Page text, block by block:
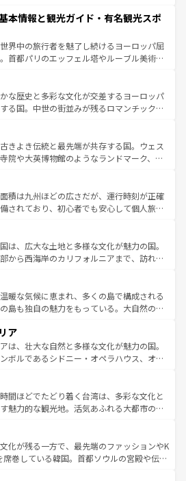
タリアで、忘れられない旅をしてみよう！
タリア情報は
の国では、情熱的なフラメンコ、熱気あふ
て美味しいタパスが生活の一部となってい
ードの洗練された雰囲気や、バルセロナの
街角から、地方では古代ローマ遺跡や中世
って風土や気候が異なるスペインはその個
性で訪れる人を魅了する。 なお、新着のスペイン情報は コ
を参照してほしい。
本情報と観光ガイド・有名観光スポ
界中の旅行者を魅了し続けるヨーロッパ屈
首都パリのエッフェル塔やルーブル美術館
が詰まっている。華麗な宮殿、歴史的な大
ーチ、そして豊かな自然が、訪れる者を心
また、フランスは美食の国としても知ら
ンの発祥地であるランス、プロヴァンスの
ダー畑など、多彩な楽しみ方が可能だ。さ
の地域にも魅力が溢れており、どの街角に
運ぶとそれぞれで全く異なる文化を体験で
きるだろう。 なお、新着のフランス情報はコンテンツ一覧
い。
な歴史と多彩な文化が交差するヨーロッパ
る国。中世の街並みが残るロマンチック街
は、どこを歩いても飽きることがない。ベ
活気、バイエルン州のアルプスの絶景、そ
いのワイン畑といった風景は必見。ビール
はぜひ体験してほしい。 なお、新着の
コンテンツ一覧を参照してほしい。
きよき伝統と最先端が共存する国。ウェス
院や大英博物館のようなランドマーク、歴
る魅力がある。また、優雅なアフタヌーン
好きにはたまらない英国パブ、サッカー観
からこそできる体験も豊富。イギリスを旅
してほしい。
積は九州ほどの広さだが、運行時刻が正確
されており、初心者でも安心して個人旅行
ま残る町や、スイスならではのユニークな
アルプス観光だけでなく町歩きも満喫する
国民の所得が高いため物価も高いが、旅行
で観光を楽しむこともできる。 なお、新
はコンテンツ一覧 を参照してほしい。
は、広大な土地と多様な文化が魅力の国。
から西海岸のカリフォルニアまで、訪れる
市は、観光、ショッピング、エンターテイ
った刺激的なスポットだ。一方、アメリカ
が広がり、グランドキャニオンやイエロー
リンズでは、音楽と美食が融合した独特の
行者はアメリカの各地域で異なる魅力を楽
の多様性と豊かな歴史を感じることができ
タイルだ。 なお、新着のアメリカ
ツ一覧を参照してほしい。
暖な気候に恵まれ、多くの島で構成される
島も独自の魅力をもっている。大自然の神
ない。また、定番の観光地といえばオアフ
自然を求めるならマウイ島やカウアイ島が
ラルドグリーンに輝く海をはじめ、豊かな
の心で訪れる人々を迎えてくれるハワイの
ローカルフードやハワイアンミュージッ
ラダンスなど、すべてがハワイの魅力を彩
しい。 なお、新着のハワイ情報
覧を参照してほしい。
ア
は、壮大な自然と多様な文化が魅力の国。
ボルであるシドニー・オペラハウス、オー
陸中央部にそびえるウルル（エアーズロッ
アの美しい原生林やケアンズの熱帯雨林な
たくさん。また、カフェやワイン、オージ
ビティも充実しており、サーフィンやダイ
ングなど、アウトドア好きにはたまらな
リアの多彩な魅力を存分に味わいつくそ
間ほどでたどり着く台湾は、多彩な文化と
魅力的な観光地。活気あふれる大都市の台
山岳地帯である台湾東部など、都市の喧騒
が共存しており、訪れる人に新しい発見と
てくれる。また、奥深い台湾の食文化も魅
化が残る一方で、最先端のファッションやK
席巻している韓国。首都ソウルの宮殿や伝統